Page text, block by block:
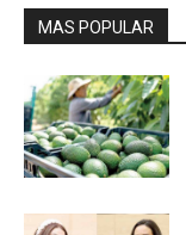
MAS POPULAR